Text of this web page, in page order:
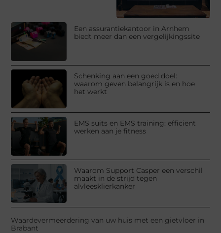
Een assurantiekantoor in Arnhem
biedt meer dan een vergelijkingssite
Schenking aan een goed doel:
waarom geven belangrijk is en hoe
het werkt
EMS suits en EMS training: efficiënt
werken aan je fitness
Waarom Support Casper een verschil
maakt in de strijd tegen
alvleesklierkanker
Waardevermeerdering van uw huis met een gietvloer in
Brabant